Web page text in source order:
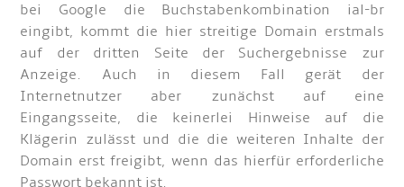
bei Google die Buchstabenkombination ial-br
eingibt, kommt die hier streitige Domain erstmals
auf der dritten Seite der Suchergebnisse zur
Anzeige. Auch in diesem Fall gerät der
Internetnutzer aber zunächst auf eine
Eingangsseite, die keinerlei Hinweise auf die
Klägerin zulässt und die die weiteren Inhalte der
Domain erst freigibt, wenn das hierfür erforderliche
Passwort bekannt ist.